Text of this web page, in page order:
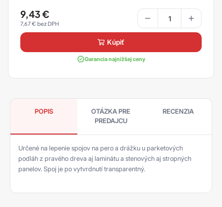
9,43€
7,67€
kúpiť
Garancia najnižšej ceny
POPIS
OTÁZKA PRE
PREDAJCU
RECENZIA
Určené na lepenie spojov na pero a drážku u parketových
podláh z pravého dreva aj laminátu a stenových aj stropných
panelov. Spoj je po vytvrdnutí transparentný.